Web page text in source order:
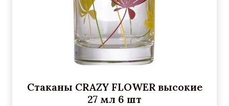
Стаканы CRAZY FLOWER высокие
27 мл 6 шт